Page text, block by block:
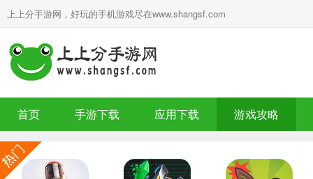
上上分手游网，好玩的手机游戏尽在www.shangsf.com
首页 手游下载 应用下载 游戏攻略